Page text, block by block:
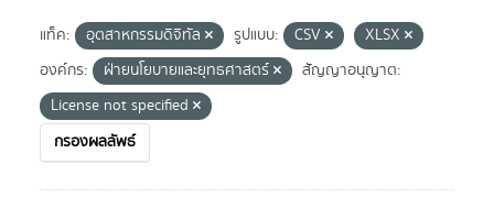
แท็ค: อุตสาหกรรมดิจิทัล รูปแบบ: CSV
XLSX
องค์กร:
ฝ่ายนโยบายและยุทธศาสตร์
สัญญาอนุญาต:
License not specified
กรองผลลัพธ์